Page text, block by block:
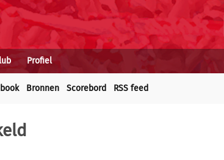
Profiel
Bronnen Scorebord RSS feed